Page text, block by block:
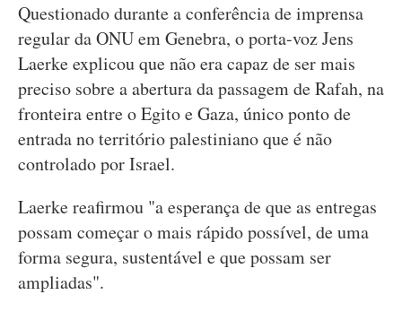
Questionado durante a conferência de imprensa
regular da ONU em Genebra, o porta-voz Jens
Laerke explicou que não era capaz de ser mais
preciso sobre a abertura da passagem de Rafah, na
fronteira entre o Egito e Gaza, único ponto de
entrada no território palestiniano que é não
controlado por Israel.
Laerke reafirmou "a esperança de que as entregas
possam começar o mais rápido possível, de uma
forma segura, sustentável e que possam ser
ampliadas".